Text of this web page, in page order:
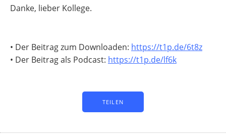
Danke, lieber Kollege.
• Der Beitrag zum Downloaden: https://t1p.de/6t8z
• Der Beitrag als Podcast: https://t1p.de/lf6k
TEILEN